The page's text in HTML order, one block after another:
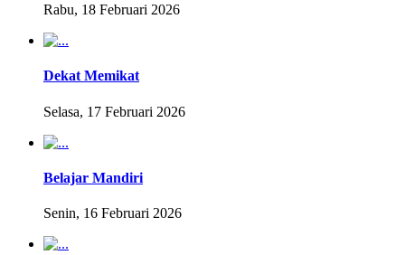
Rabu, 18 Februari 2026
Dekat Memikat
Selasa, 17 Februari 2026
Belajar Mandiri
Senin, 16 Februari 2026